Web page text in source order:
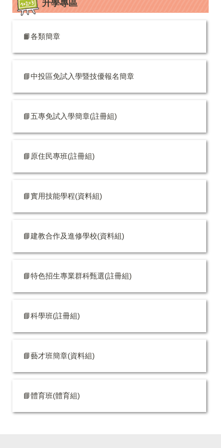
升學專區
📙各類簡章
📘中投區免試入學暨技優報名簡章
📘五專免試入學簡章(註冊組)
📘原住民專班(註冊組)
📘實用技能學程(資料組)
📘建教合作及進修學校(資料組)
📘特色招生專業群科甄選(註冊組)
📘科學班(註冊組)
📘藝才班簡章(資料組)
📘體育班(體育組)